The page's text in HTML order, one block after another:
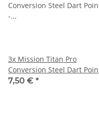
3x Mission Titan Pro
Conversion Steel Dart
- Grooved - Silver 26 mm
7,50 € *